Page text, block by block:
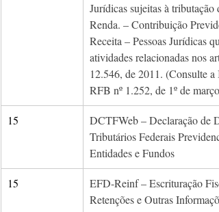
Jurídicas sujeitas à tributação
Renda. – Contribuição
Receita – Pessoas Jurídicas
atividades relacionadas nos
12.546, de 2011. (Consulte
RFB nº 1.252, de 1º de março
15
DCTFWeb – Declaração de
Tributários Federais
Entidades e Fundos
15
EFD-Reinf – Escrituração
Retenções e Outras